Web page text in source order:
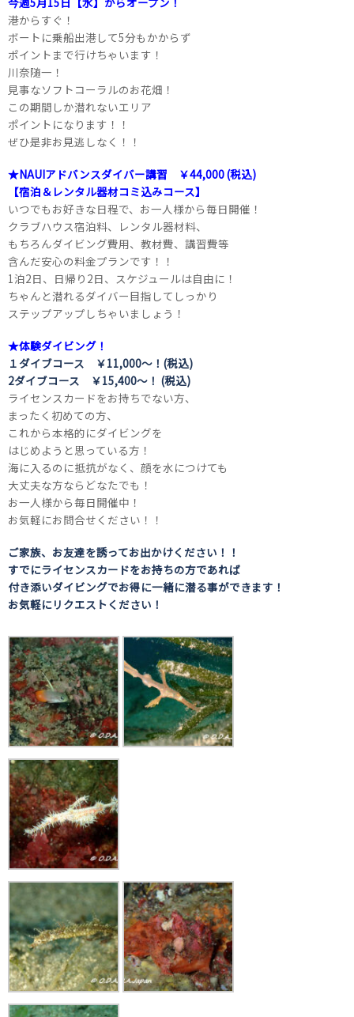
港からすぐ！
ボートに乗船出港して5分もかからず
ポイントまで行けちゃいます！
川奈随一！
見事なソフトコーラルのお花畑！
この期間しか潜れないエリア
ポイントになります！！
ぜひ是非お見逃しなく！！
★NAUIアドバンスダイバー講習 ￥44,000 (税込)
【宿泊＆レンタル器材コミ込みコース】
いつでもお好きな日程で、お一人様から毎日開催！
クラブハウス宿泊料、レンタル器材料、
もちろんダイビング費用、教材費、講習費等
含んだ安心の料金プランです！！
1泊2日、日帰り2日、スケジュールは自由に！
ちゃんと潜れるダイバー目指してしっかり
ステップアップしちゃいましょう！
★体験ダイビング！
１ダイブコース ￥11,000～！(税込)
2ダイブコース ￥15,400～！ (税込)
ライセンスカードをお持ちでない方、
まったく初めての方、
これから本格的にダイビングを
はじめようと思っている方！
海に入るのに抵抗がなく、顔を水につけても
大丈夫な方ならどなたでも！
お一人様から毎日開催中！
お気軽にお問合せください！！
ご家族、お友達を誘ってお出かけください！！
すでにライセンスカードをお持ちの方であれば
付き添いダイビングでお得に一緒に潜る事ができます！
お気軽にリクエストください！